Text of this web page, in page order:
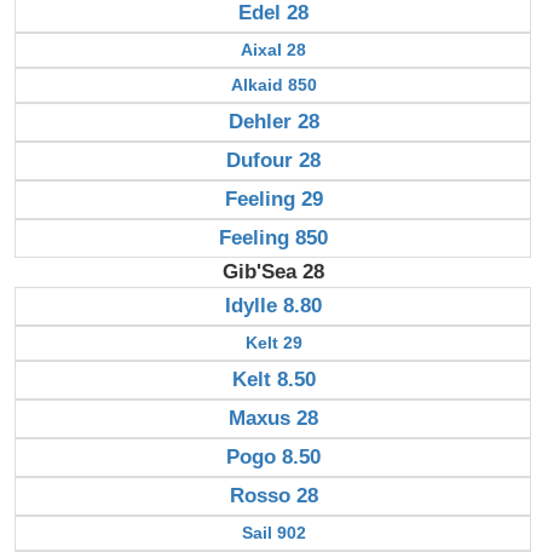
Edel 28
Aixal 28
Alkaid 850
Dehler 28
Dufour 28
Feeling 29
Feeling 850
Gib'Sea 28
Idylle 8.80
Kelt 29
Kelt 8.50
Maxus 28
Pogo 8.50
Rosso 28
Sail 902